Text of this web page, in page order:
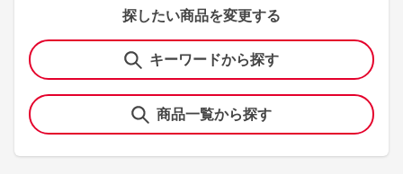
探したい商品を変更する
キーワードから探す
商品一覧から探す